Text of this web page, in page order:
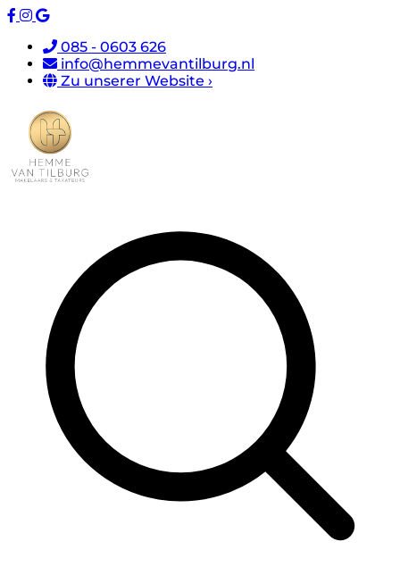
085 - 0603 626
info@hemmevantilburg.nl
Zu unserer Website ›